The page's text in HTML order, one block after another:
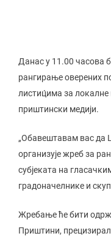
Данас у 11.00 часова
рангирање оверених
листиц́има за
приштински медији.
„Обавештавам вас да
организује жреб за
субјеката на
градоначелнике и
Жребање ће бити
Приштини,